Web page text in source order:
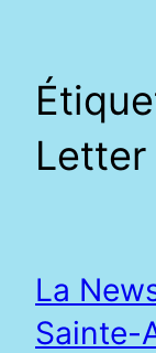
Letter
La
Sainte-